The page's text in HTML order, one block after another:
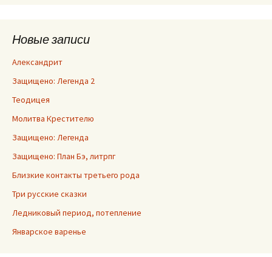
Новые записи
Александрит
Защищено: Легенда 2
Теодицея
Молитва Крестителю
Защищено: Легенда
Защищено: План Бэ, литрпг
Близкие контакты третьего рода
Три русские сказки
Ледниковый период, потепление
Январское варенье